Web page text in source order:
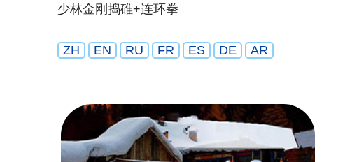
少林金刚捣碓+连环拳
ZH EN RU FR ES DE AR